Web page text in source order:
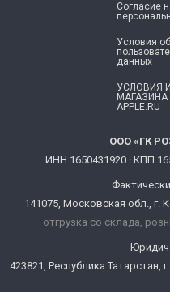
Согласие
Условия
данных
УСЛОВИЯ
МАГАЗИНА
APPLE.RU
ООО «ГК
ИНН 1650431920 · КПП
141075, Московская обл., г.
отгрузка со склада,
423821, Республика